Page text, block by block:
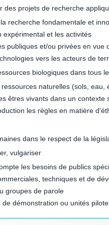
des projets de recherche
recherche fondamentale et
expérimental et les activités
publiques et/ou privées en
vers les acteurs de
biologiques dans tous
naturelles (sols, eau,
êtres vivants dans un contexte
les règles en matière
dans le respect de la
vulgariser
les besoins de publics
techniques et de
groupes de parole
démonstration ou unités